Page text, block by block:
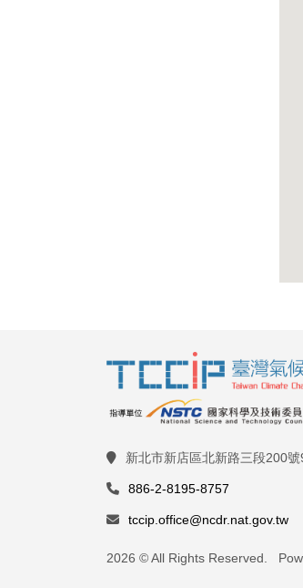
新北市新店區北新路三段200
886-2-8195-8757
tccip.office@ncdr.nat.gov.tw
2026 © All Rights Reserved.